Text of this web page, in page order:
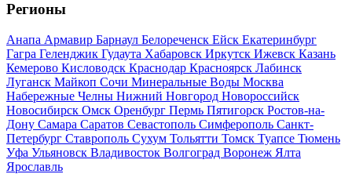
Регионы
Анапа Армавир Барнаул Белореченск Ейск Екатеринбург
Гагра Геленджик Гудаута Хабаровск Иркутск Ижевск Казань
Кемерово Кисловодск Краснодар Красноярск Лабинск
Луганск Майкоп Сочи Минеральные Воды Москва
Набережные Челны Нижний Новгород Новороссийск
Новосибирск Омск Оренбург Пермь Пятигорск Ростов-на-
Дону Самара Саратов Севастополь Симферополь Санкт-
Петербург Ставрополь Сухум Тольятти Томск Туапсе Тюмень
Уфа Ульяновск Владивосток Волгоград Воронеж Ялта
Ярославль